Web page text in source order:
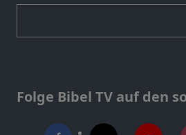
Folge Bibel TV auf den